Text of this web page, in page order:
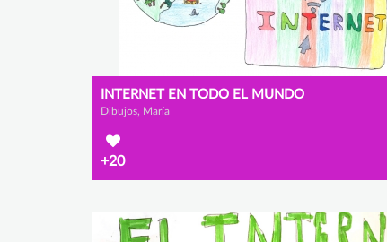
INTERNET EN TODO EL MUNDO
Dibujos, María
+20